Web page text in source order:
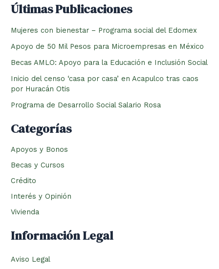
Últimas Publicaciones
Mujeres con bienestar – Programa social del Edomex
Apoyo de 50 Mil Pesos para Microempresas en México
Becas AMLO: Apoyo para la Educación e Inclusión Social
Inicio del censo ‘casa por casa’ en Acapulco tras caos
por Huracán Otis
Programa de Desarrollo Social Salario Rosa
Categorías
Apoyos y Bonos
Becas y Cursos
Crédito
Interés y Opinión
Vivienda
Información Legal
Aviso Legal